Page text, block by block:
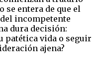
se entera de que el
incompetente
dura decisión:
patética vida o seguir
ajena?